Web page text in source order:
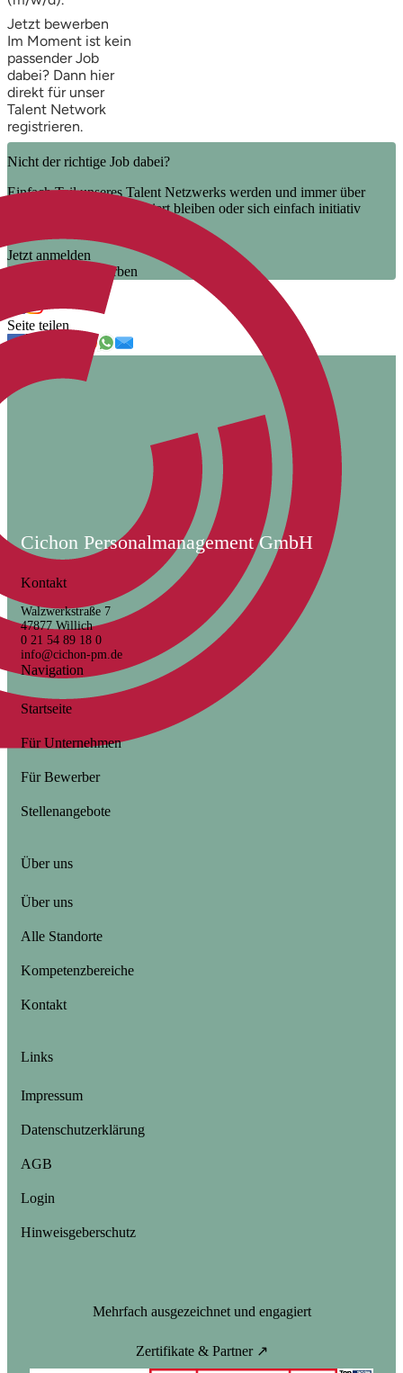
Jetzt bewerben
Im Moment ist kein
passender Job
dabei? Dann hier
direkt für unser
Talent Network
registrieren.
Nicht der richtige Job dabei?
Einfach Teil unseres Talent Netzwerks werden und immer über
unsere neuen Jobs informiert bleiben oder sich einfach initiativ
Jetzt anmelden
Jetzt initiativ bewerben
Seite teilen
Cichon Personalmanagement GmbH
Kontakt
Walzwerkstraße 7
47877 Willich
0 21 54 89 18 0
info@cichon-pm.de
Navigation
Startseite
Für Unternehmen
Für Bewerber
Stellenangebote
Über uns
Über uns
Alle Standorte
Kompetenzbereiche
Kontakt
Links
Impressum
Datenschutzerklärung
AGB
Login
Hinweisgeberschutz
Mehrfach ausgezeichnet und engagiert
Zertifikate & Partner ↗